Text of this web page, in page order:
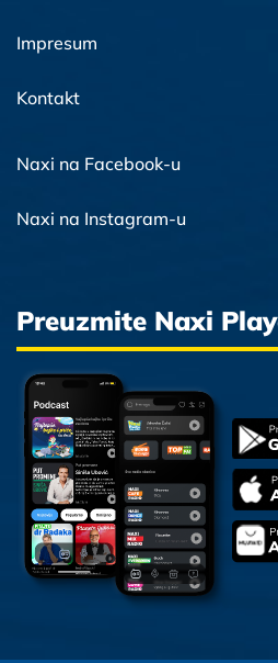
Impresum
Kontakt
Naxi na Facebook-u
Naxi na Instagram-u
Preuzmite Naxi